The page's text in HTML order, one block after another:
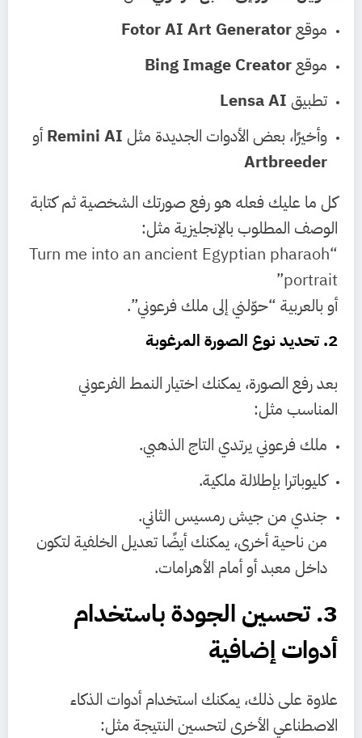
موقعFotor AI Art Generator
موقعBing Image Creator
تطبيق Lensa AI
وأخيرًا، بعض الأدوات الجديدة مثل Remini AIأو
Artbreeder
كل ما عليك فعله هو رفع صورتك الشخصية ثم كتابة
الوصف المطلوب بالإنجليزية مثل:
“Turn me into an ancient Egyptian pharaoh
portrait”
أو بالعربية “حوّلني إلى ملك فرعوني”.
2. تحديد نوع الصورة المرغوبة
بعد رفع الصورة، يمكنك اختيار النمط الفرعوني
المناسب مثل:
ملك فرعوني يرتدي التاج الذهبي.
كليوباترا بإطلالة ملكية.
جندي من جيش رمسيس الثاني.
من ناحية أخرى، يمكنك أيضًا تعديل الخلفية لتكون
داخل معبد أو أمام الأهرامات.
3. تحسين الجودة باستخدام
أدوات إضافية
علاوة على ذلك، يمكنك استخدام أدوات الذكاء
الاصطناعي الأخرى لتحسين النتيجة مثل: